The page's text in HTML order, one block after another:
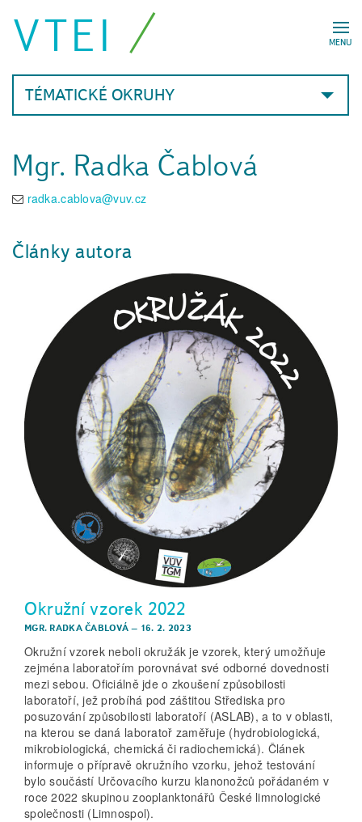
MENU
VTEI
TÉMATICKÉ OKRUHY
Mgr. Radka Čablová
radka.cablova@vuv.cz
Články autora
Okružní vzorek 2022
MGR. RADKA ČABLOVÁ – 16. 2. 2023
Okružní vzorek neboli okružák je vzorek, který umožňuje
zejména laboratořím porovnávat své odborné dovednosti
mezi sebou. Oficiálně jde o zkoušení způsobilosti
laboratoří, jež probíhá pod záštitou Střediska pro
posuzování způsobilosti laboratoří (ASLAB), a to v oblasti,
na kterou se daná laboratoř zaměřuje (hydrobiologická,
mikrobiologická, chemická či radiochemická). Článek
informuje o přípravě okružního vzorku, jehož testování
bylo součástí Určovacího kurzu klanonožců pořádaném v
roce 2022 skupinou zooplanktonářů České limnologické
společnosti (Limnospol).